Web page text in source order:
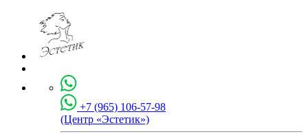
+7 (965) 106-57-98
(Центр «Эстетик»)